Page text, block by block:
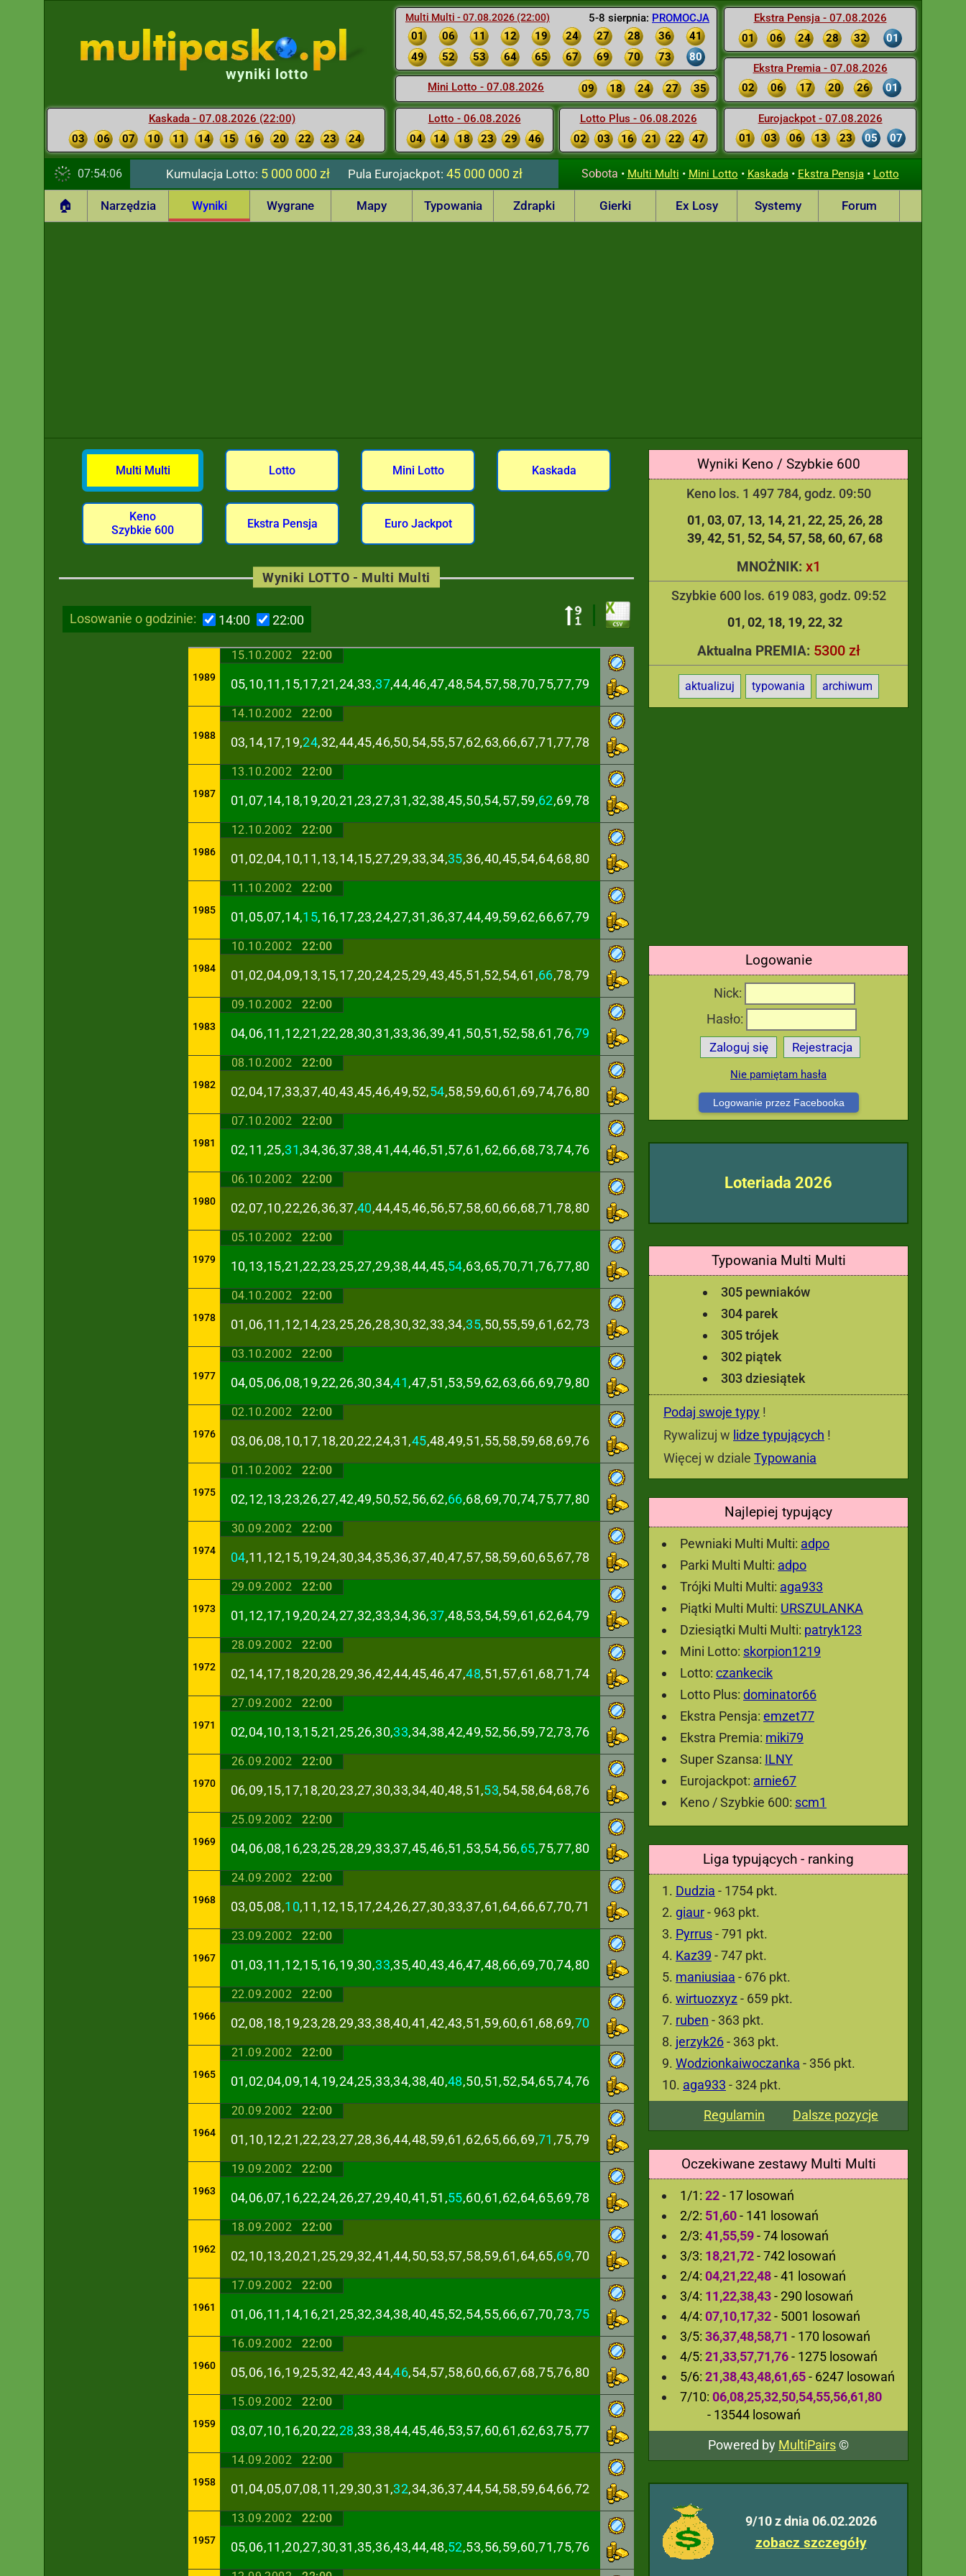
5-8 sierpnia: PROMOCJA
Multi Multi - 07.08.2026 (22:00)
01 06 11 12 19 24 27 28 36
41
49
52 53 64 65 67 69 70 73 80
Mini Lotto - 07.08.2026 09 18 24 27 35
Lotto - 06.08.2026
04
14 18 23 29 46
Lotto Plus - 06.08.2026
02
03 16 21 22 47
Ekstra Pensja - 07.08.2026
01
06 24 28 32 01
Ekstra Premia - 07.08.2026
02
06 17 20 26 01
Eurojackpot - 07.08.2026
01
03 06 13 23 05 07
wyniki lotto
Kaskada - 07.08.2026 (22:00)
03
06 07 10 11 14 15 16 20 22 23 24
07:54:07 Kumulacja Lotto: 5 000 000 zł PulaEurojackpot: 45 000 000 zł Sobota • Multi Multi • Mini Lotto • Kaskada• Ekstra Pensja• Lotto
🏠 Narzędzia Wyniki Wygrane Mapy Typowania Zdrapki Gierki Ex Losy Systemy Forum
Wyniki Keno / Szybkie 600
Keno los. 1 497 784, godz. 09:50
01 03 07 13 14 21 22 25 26 28
39 42 51 52 54 57 58 60 67 68
MNOŻNIK: x1
Szybkie 600 los. 619 083, godz. 09:52
01 02 18 19 22 32
Aktualna PREMIA: 5300 zł
aktualizuj typowania archiwum
Logowanie
Nick:
Hasło:
Zaloguj się Rejestracja
Nie pamiętam hasła
Logowanie przez Facebooka
Loteriada 2026
Typowania Multi Multi
305 pewniaków
304 parek
305 trójek
302 piątek
303 dziesiątek
Podaj swoje typy !
Rywalizuj w lidze typujących !
Więcej w dziale Typowania
Najlepiej typujący
Pewniaki Multi Multi: adpo
Parki Multi Multi: adpo
Trójki Multi Multi: aga933
Piątki Multi Multi: URSZULANKA
Dziesiątki Multi Multi: patryk123
Mini Lotto: skorpion1219
Lotto: czankecik
Lotto Plus: dominator66
Ekstra Pensja: emzet77
Ekstra Premia: miki79
Super Szansa: ILNY
Eurojackpot: arnie67
Keno / Szybkie 600: scm1
Liga typujących - ranking
Dudzia - 1754 pkt.
giaur- 963 pkt.
Pyrrus- 791 pkt.
Kaz39 - 747 pkt.
maniusiaa - 676 pkt.
wirtuozxyz - 659 pkt.
ruben - 363 pkt.
jerzyk26- 363 pkt.
Wodzionkaiwoczanka - 356 pkt.
aga933 - 324 pkt.
Regulamin
Dalsze pozycje
Oczekiwane zestawy Multi Multi
1/1: 22- 17 losowań
2/2: 51,60- 141 losowań
2/3: 41,55,59- 74 losowań
3/3: 18,21,72- 742 losowań
2/4: 04,21,22,48- 41 losowań
3/4: 11,22,38,43- 290 losowań
4/4: 07,10,17,32- 5001 losowań
3/5: 36,37,48,58,71 - 170 losowań
4/5: 21,33,57,71,76- 1275 losowań
5/6: 21,38,43,48,61,65- 6247 losowań
7/10: 06,08,25,32,50,54,55,56,61,80
- 13544 losowań
Powered by MultiPairs©
9/10 z dnia 06.02.2026
zobacz szczegóły
Multi Multi Lotto Mini Lotto Kaskada
Keno
Szybkie 600
Ekstra Pensja Euro Jackpot
Losowanie o godzinie: 14:00 22:00
Wyniki LOTTO - Multi Multi
1989
15.10.2002 22:00
05,10,11,15,17,21,24,33,37,44,46,47,48,54,57,58,70,75,77,79
1988
14.10.2002 22:00
03,14,17,19,24,32,44,45,46,50,54,55,57,62,63,66,67,71,77,78
1987
13.10.2002 22:00
01,07,14,18,19,20,21,23,27,31,32,38,45,50,54,57,59,62,69,78
1986
12.10.2002 22:00
01,02,04,10,11,13,14,15,27,29,33,34,35,36,40,45,54,64,68,80
1985
11.10.2002 22:00
01,05,07,14,15,16,17,23,24,27,31,36,37,44,49,59,62,66,67,79
1984
10.10.2002 22:00
01,02,04,09,13,15,17,20,24,25,29,43,45,51,52,54,61,66,78,79
1983
09.10.2002 22:00
04,06,11,12,21,22,28,30,31,33,36,39,41,50,51,52,58,61,76,79
1982
08.10.2002 22:00
02,04,17,33,37,40,43,45,46,49,52,54,58,59,60,61,69,74,76,80
1981
07.10.2002 22:00
02,11,25,31,34,36,37,38,41,44,46,51,57,61,62,66,68,73,74,76
1980
06.10.2002 22:00
02,07,10,22,26,36,37,40,44,45,46,56,57,58,60,66,68,71,78,80
1979
05.10.2002 22:00
10,13,15,21,22,23,25,27,29,38,44,45,54,63,65,70,71,76,77,80
1978
04.10.2002 22:00
01,06,11,12,14,23,25,26,28,30,32,33,34,35,50,55,59,61,62,73
1977
03.10.2002 22:00
04,05,06,08,19,22,26,30,34,41,47,51,53,59,62,63,66,69,79,80
1976
02.10.2002 22:00
03,06,08,10,17,18,20,22,24,31,45,48,49,51,55,58,59,68,69,76
1975
01.10.2002 22:00
02,12,13,23,26,27,42,49,50,52,56,62,66,68,69,70,74,75,77,80
1974
30.09.2002 22:00
04,11,12,15,19,24,30,34,35,36,37,40,47,57,58,59,60,65,67,78
1973
29.09.2002 22:00
01,12,17,19,20,24,27,32,33,34,36,37,48,53,54,59,61,62,64,79
1972
28.09.2002 22:00
02,14,17,18,20,28,29,36,42,44,45,46,47,48,51,57,61,68,71,74
1971
27.09.2002 22:00
02,04,10,13,15,21,25,26,30,33,34,38,42,49,52,56,59,72,73,76
1970
26.09.2002 22:00
06,09,15,17,18,20,23,27,30,33,34,40,48,51,53,54,58,64,68,76
1969
25.09.2002 22:00
04,06,08,16,23,25,28,29,33,37,45,46,51,53,54,56,65,75,77,80
1968
24.09.2002 22:00
03,05,08,10,11,12,15,17,24,26,27,30,33,37,61,64,66,67,70,71
1967
23.09.2002 22:00
01,03,11,12,15,16,19,30,33,35,40,43,46,47,48,66,69,70,74,80
1966
22.09.2002 22:00
02,08,18,19,23,28,29,33,38,40,41,42,43,51,59,60,61,68,69,70
1965
21.09.2002 22:00
01,02,04,09,14,19,24,25,33,34,38,40,48,50,51,52,54,65,74,76
1964
20.09.2002 22:00
01,10,12,21,22,23,27,28,36,44,48,59,61,62,65,66,69,71 ,75,79
1963
19.09.2002 22:00
04,06,07,16,22,24,26,27,29,40,41,51,55,60,61,62,64,65,69,78
1962
18.09.2002 22:00
02,10,13,20,21,25,29,32,41,44,50,53,57,58,59,61,64,65,69,70
1961
17.09.2002 22:00
01,06,11,14,16,21,25,32,34,38,40,45,52,54,55,66,67,70,73,75
1960
16.09.2002 22:00
05,06,16,19,25,32,42,43,44,46,54,57,58,60,66,67,68,75,76,80
1959
15.09.2002 22:00
03,07,10,16,20,22,28,33,38,44,45,46,53,57,60,61,62,63,75,77
1958
14.09.2002 22:00
01,04,05,07,08,11,29,30,31,32,34,36,37,44,54,58,59,64,66,72
1957
13.09.2002 22:00
05,06,11,20,27,30,31,35,36,43,44,48,52,53,56,59,60,71,75,76